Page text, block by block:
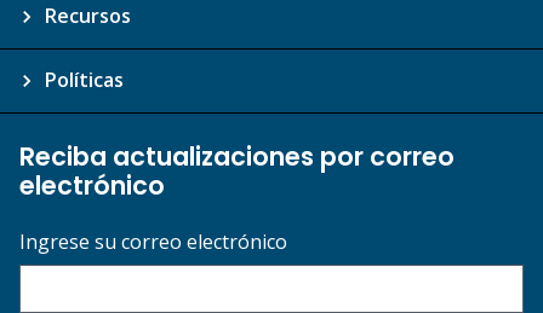
Recursos
Políticas
Reciba actualizaciones por correo
electrónico
Ingrese su correo electrónico